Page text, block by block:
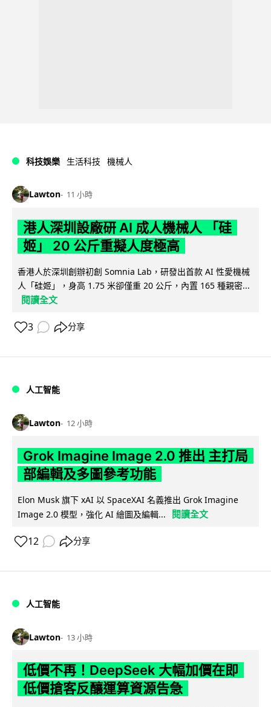
科技娛樂 生活科技 機械人
Lawton 11 小時
港人深圳設廠研 AI 成人機械人 「硅
姬」 20 公斤重擬人度極高
香港人於深圳創辦初創 Somnia Lab，研發出首款 AI 性愛機械
人「硅姬」，身高 1.75 米卻僅重 20 公斤，內置 165 種親密...
閱讀全文
3 分享
人工智能
Lawton 12 小時
Grok Imagine Image 2.0 推出 主打局
部編輯及多圖參考功能
Elon Musk 旗下 xAI 以 SpaceXAI 名義推出 Grok Imagine
Image 2.0 模型，強化 AI 繪圖及編輯...
閱讀全文
12 分享
人工智能
Lawton 13 小時
低價不再！DeepSeek 大幅加價在即
低價搶客反釀運算資源告急